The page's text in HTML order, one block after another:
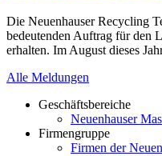
Die Neuenhauser Recycling
bedeutenden Auftrag für den
erhalten. Im August dieses
Alle Meldungen
Geschäftsbereiche
Neuenhauser
Firmengruppe
Firmen der